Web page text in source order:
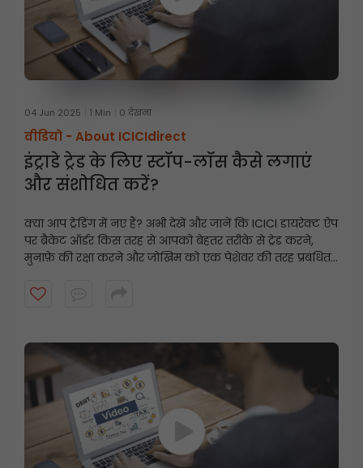
04 Jun 2025 1 Min 0 देखना
वीडियो - About ICICIdirect
इंट्राडे ट्रेड के लिए स्टॉप-लॉस कैसे लगाएं
और संशोधित करें?
क्या आप ट्रेडिंग में नए हैं? अभी देखें और जानें कि ICICI डायरेक्ट ऐप
पर ब्रैकेट ऑर्डर किस तरह से आपको बेहतर तरीके से ट्रेड करने,
मुनाफ़े की रक्षा करने और जोखिम को एक पेशेवर की तरह प्रबंधित